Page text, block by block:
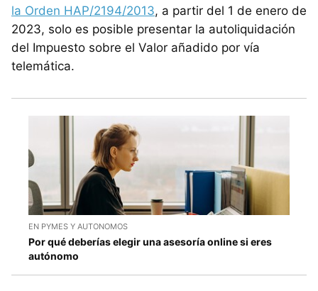
la Orden HAP/2194/2013, a partir del 1 de enero de
2023, solo es posible presentar la autoliquidación
del Impuesto sobre el Valor añadido por vía
telemática.
EN PYMES Y AUTONOMOS
Por qué deberías elegir una asesoría online si eres
autónomo